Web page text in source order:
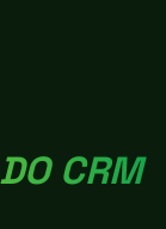
CRM